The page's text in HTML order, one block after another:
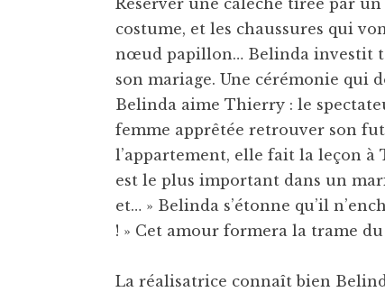
Réserver une calèche tirée par
costume, et les chaussures qui
nœud papillon… Belinda investit
son mariage. Une cérémonie qui
Belinda aime Thierry : le
femme apprêtée retrouver son
l’appartement, elle fait la leçon à
est le plus important dans un
et… » Belinda s’étonne qu’il
! » Cet amour formera la trame
La réalisatrice connaît bien